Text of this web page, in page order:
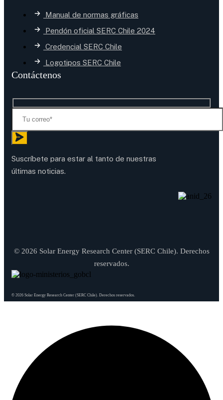
Manual de normas gráficas
Pendón oficial SERC Chile 2024
Credencial SERC Chile
Logotipos SERC Chile
Contáctenos
Suscríbete para estar al tanto de nuestras
últimas noticias.
© 2026 Solar Energy Research Center (SERC Chile). Derechos
reservados.
© 2026 Solar Energy Research Center (SERC Chile). Derechos reservados.